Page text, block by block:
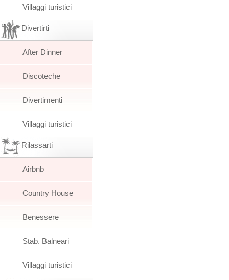
Villaggi turistici
Divertirti
After Dinner
Discoteche
Divertimenti
Villaggi turistici
Rilassarti
Airbnb
Country House
Benessere
Stab. Balneari
Villaggi turistici